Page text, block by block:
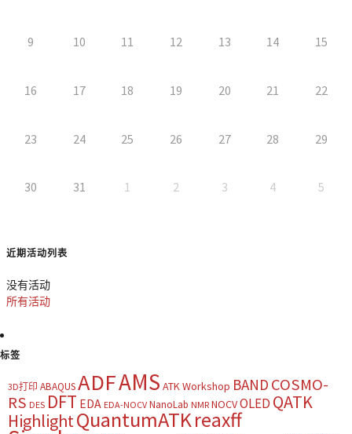
9 10 11 12 13 14 15
16 17 18 19 20 21 22
23 24 25 26 27 28 29
30 31 1 2 3 4 5
近期活动列表
没有活动
所有活动
标签
3D打印 ABAQUSADFAMS ATK Workshop BAND COSMO-
RS DES DFT EDA EDA-NOCV NanoLab NMR NOCVOLED QATK
HighlightQuantumATKreaxff